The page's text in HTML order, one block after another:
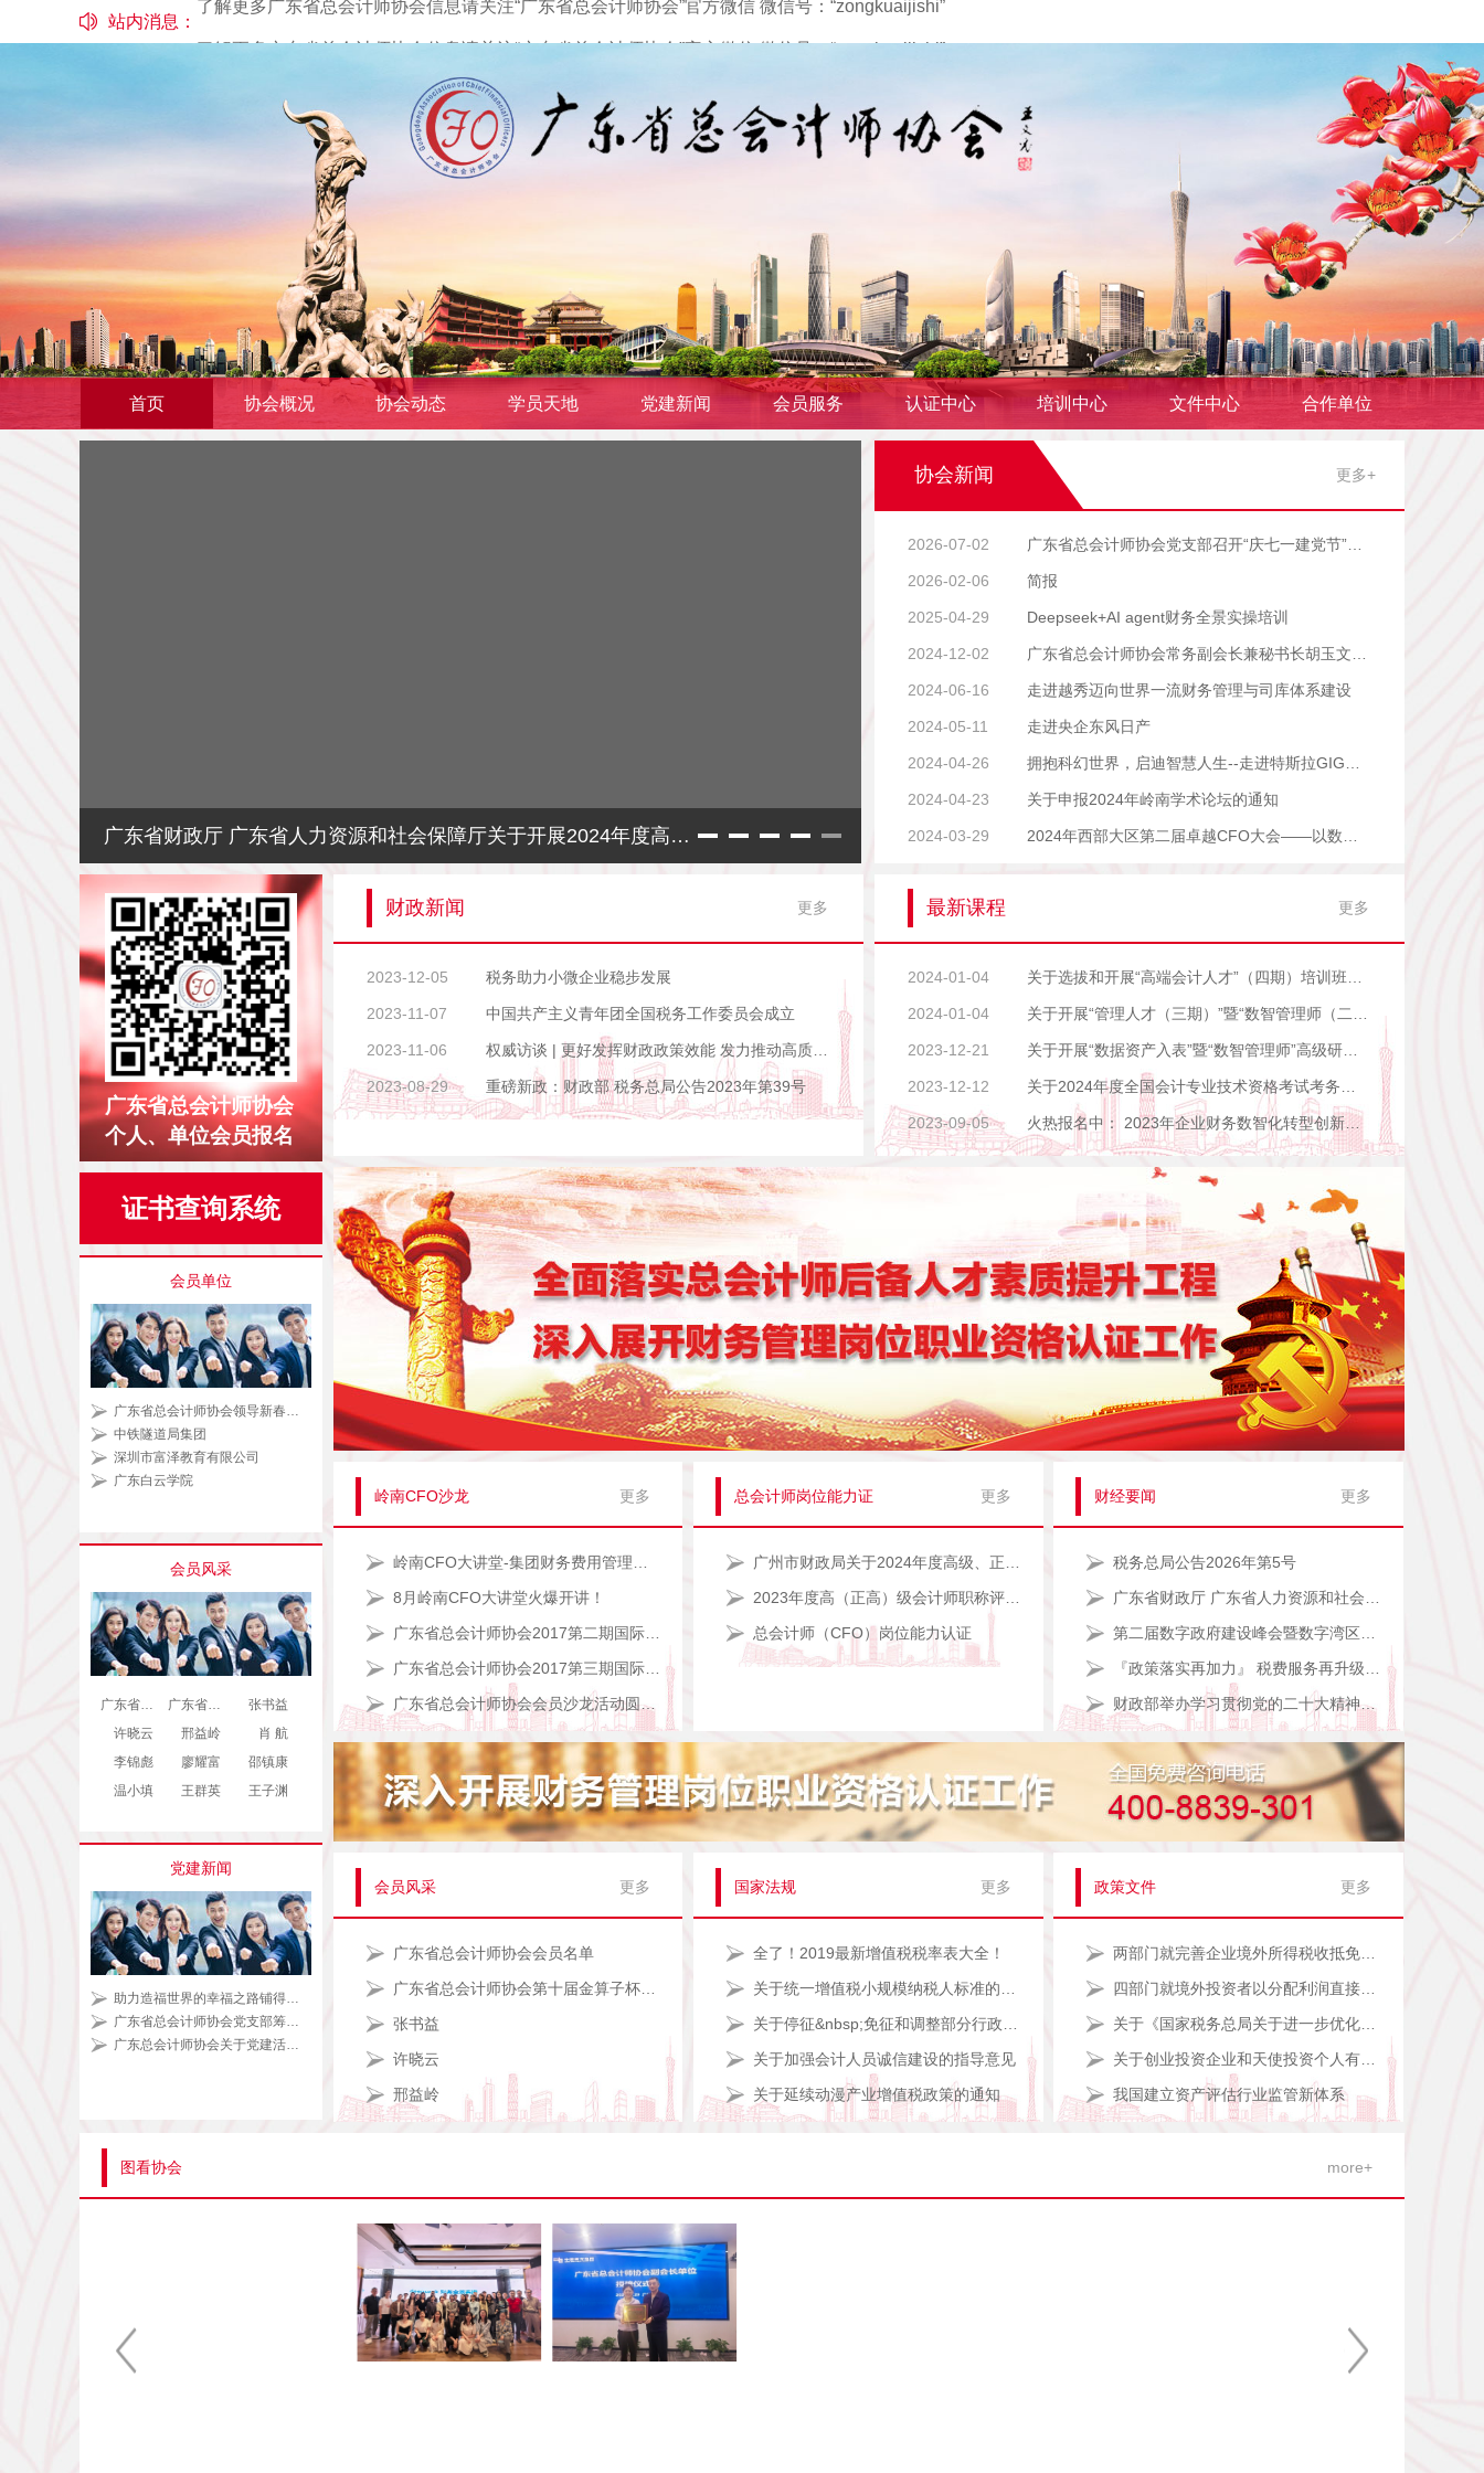
站内消息： 了解更多广东省总会计师协会信息请关注“广东省总会计师协会”官方微信 微信号：“zongkuaijishi”
首页 协会概况 协会动态 学员天地 党建新闻 会员服务 认证中心 培训中心 文件中心 合作单位
广东省总会计师协会党支部召开“庆七一建党节”座谈会
协会新闻 更多+
2026-07-02
2026-02-06 简报
2025-04-29 Deepseek+AI agent财务全景实操培训
2024-12-02
2024-06-16 走进越秀迈向世界一流财务管理与司库体系建设
2024-05-11 走进央企东风日产
2024-04-26
2024-04-23 关于申报2024年岭南学术论坛的通知
2024-03-29
广东省总会计师协会
个人、单位会员报名
证书查询系统
会员单位
中铁隧道局集团
深圳市富泽教育有限公司
广东白云学院
会员风采
广东省… 广东省…
张书益
许晓云
邢益岭
肖 航
李锦彪
廖耀富
邵镇康
温小填
王群英 王子渊
党建新闻
财政新闻 更多
2023-12-05 税务助力小微企业稳步发展
2023-11-07 中国共产主义青年团全国税务工作委员会成立
2023-11-06 权威访谈 | 更好发挥财政政策效能 发力推动高质量发展 ——访财政部党组书记、部长蓝佛安
2023-08-29 重磅新政：财政部 税务总局公告2023年第39号
最新课程 更多
2024-01-04
2024-01-04
2023-12-21 关于开展“数据资产入表”暨“数智管理师”高级研修班的通知
2023-12-12
2023-09-05 火热报名中： 2023年企业财务数智化转型创新与价值创造的臻治韬略——大湾区站
岭南CFO沙龙 更多
8月岭南CFO大讲堂火爆开讲！
广东省总会计师协会2017第二期国际财务管理师后续教育培训在广州圆满结束
广东省总会计师协会2017第三期国际财务管理师后续教育培训在广州圆满结束
广东省总会计师协会会员沙龙活动圆满结束
总会计师岗位能力证 更多
总会计师（CFO）岗位能力认证
财经要闻 更多
税务总局公告2026年第5号
财政部举办学习贯彻党的二十大精神暨学习贯彻习近平新时代中国特色社会主义思想主题教育集中培训
会员风采 更多
广东省总会计师协会会员名单
广东省总会计师协会第十届金算子杯名单
张书益
许晓云
邢益岭
国家法规 更多
全了！2019最新增值税税率表大全！
关于加强会计人员诚信建设的指导意见
关于延续动漫产业增值税政策的通知
政策文件 更多
我国建立资产评估行业监管新体系
图看协会 more+